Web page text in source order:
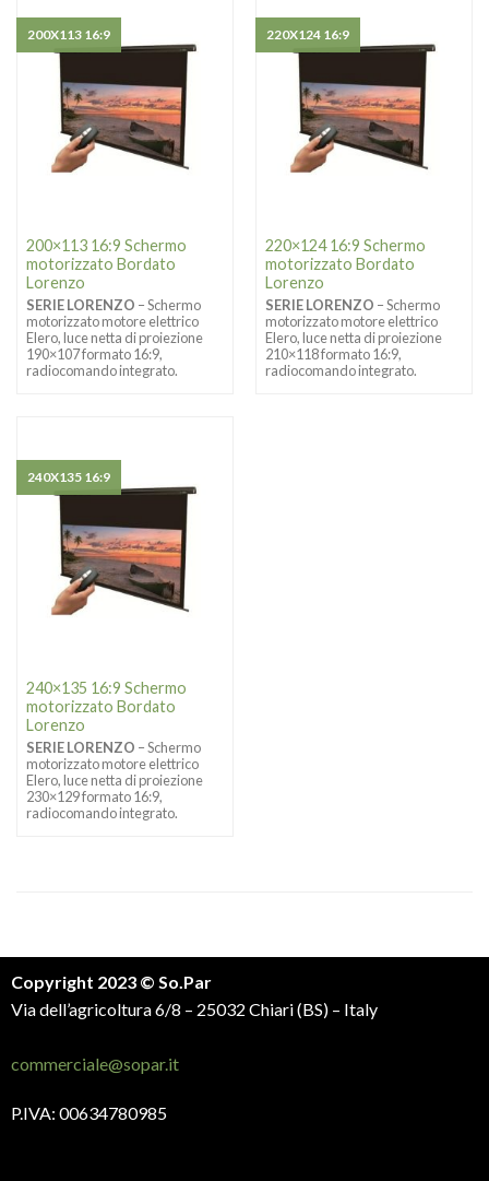
200×113 16:9 Schermo
motorizzato Bordato
Lorenzo
SERIE LORENZO – Schermo
motorizzato motore elettrico
Elero, luce netta di proiezione
190×107 formato 16:9,
radiocomando integrato.
200X113 16:9
220×124 16:9 Schermo
motorizzato Bordato
Lorenzo
SERIE LORENZO – Schermo
motorizzato motore elettrico
Elero, luce netta di proiezione
210×118 formato 16:9,
radiocomando integrato.
220X124 16:9
240×135 16:9 Schermo
motorizzato Bordato
Lorenzo
SERIE LORENZO – Schermo
motorizzato motore elettrico
Elero, luce netta di proiezione
230×129 formato 16:9,
radiocomando integrato.
240X135 16:9
Copyright 2023 © So.Par
Via dell’agricoltura 6/8 – 25032 Chiari (BS) – Italy
commerciale@sopar.it
P.IVA: 00634780985